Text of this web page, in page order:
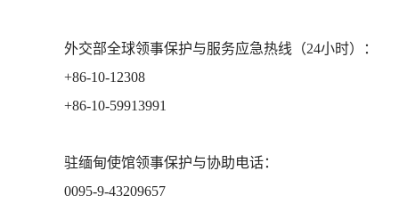
外交部全球领事保护与服务应急热线（24小时）：
+86-10-12308
+86-10-59913991
驻缅甸使馆领事保护与协助电话：
0095-9-43209657